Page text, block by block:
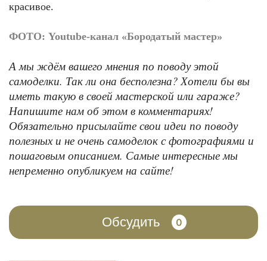
красивое.
ФОТО: Youtube-канал «Бородатый мастер»
А мы ждём вашего мнения по поводу этой
самоделки. Так ли она бесполезна? Хотели бы вы
иметь такую в своей мастерской или гараже?
Напишите нам об этом в комментариях!
Обязательно присылайте свои идеи по поводу
полезных и не очень самоделок с фотографиями и
пошаговым описанием. Самые интересные мы
непременно опубликуем на сайте!
Обсудить 0